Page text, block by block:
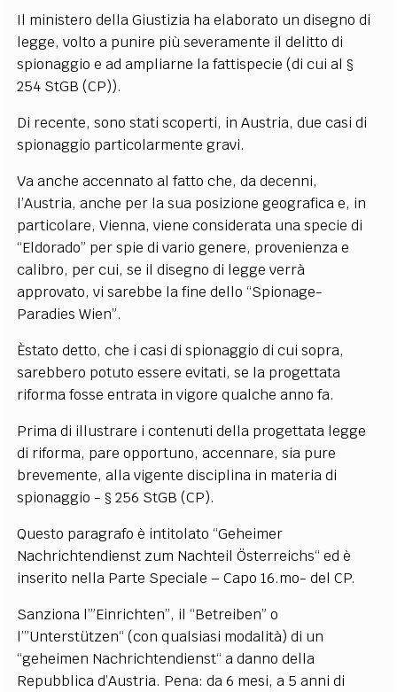
Il ministero della Giustizia ha elaborato un disegno di
legge, volto a punire più severamente il delitto di
spionaggio e ad ampliarne la fattispecie (di cui al §
254 StGB (CP)).
Di recente, sono stati scoperti, in Austria, due casi di
spionaggio particolarmente gravi.
Va anche accennato al fatto che, da decenni,
l’Austria, anche per la sua posizione geografica e, in
particolare, Vienna, viene considerata una specie di
“Eldorado” per spie di vario genere, provenienza e
calibro, per cui, se il disegno di legge verrà
approvato, vi sarebbe la fine dello “Spionage-
Paradies Wien”.
Èstato detto, che i casi di spionaggio di cui sopra,
sarebbero potuto essere evitati, se la progettata
riforma fosse entrata in vigore qualche anno fa.
Prima di illustrare i contenuti della progettata legge
di riforma, pare opportuno, accennare, sia pure
brevemente, alla vigente disciplina in materia di
spionaggio - § 256 StGB (CP).
Questo paragrafo è intitolato “Geheimer
Nachrichtendienst zum Nachteil Österreichs“ ed è
inserito nella Parte Speciale – Capo 16.mo- del CP.
Sanziona l’”Einrichten”, il “Betreiben” o
l’”Unterstützen“ (con qualsiasi modalità) di un
“geheimen Nachrichtendienst“ a danno della
Repubblica d’Austria. Pena: da 6 mesi, a 5 anni di